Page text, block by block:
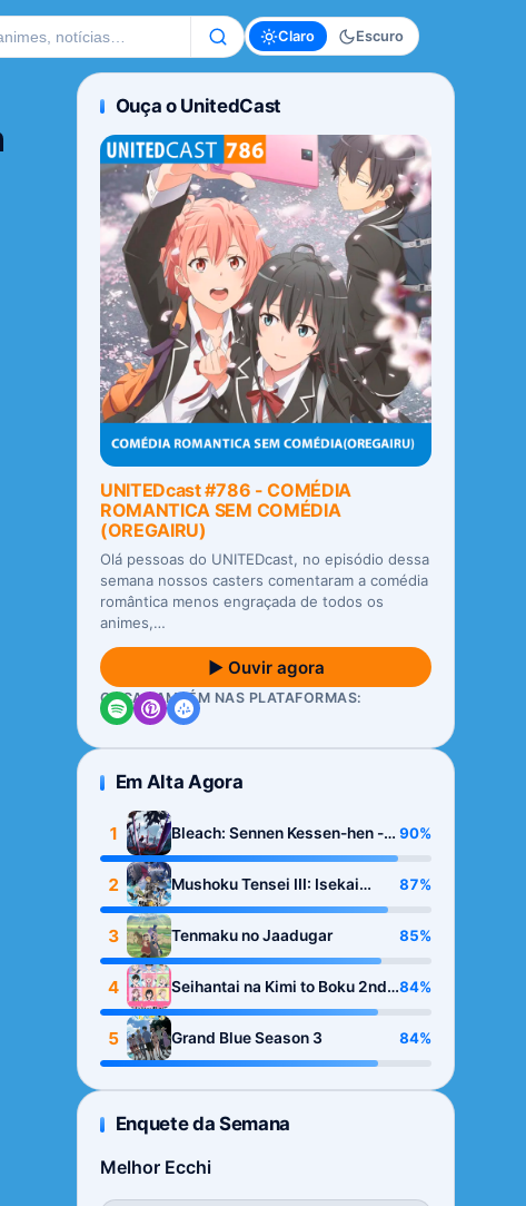
site Claro Escuro
Ouça o UnitedCast
UNITEDcast #786 - COMÉDIA
ROMANTICA SEM COMÉDIA
(OREGAIRU)
Olá pessoas do UNITEDcast, no episódio dessa
semana nossos casters comentaram a comédia
romântica menos engraçada de todos os
animes,…
▶ Ouvir agora
OUÇA TAMBÉM NAS PLATAFORMAS:
Em Alta Agora
1
Bleach: Sennen Kessen-hen -
Kashin-tan
90%
2
Mushoku Tensei III: Isekai
Ittara Honki Dasu
87%
3 Tenmaku no Jaadugar 85%
4
Seihantai na Kimi to Boku 2nd
Season
84%
5 Grand Blue Season 3 84%
Enquete da Semana
Melhor Ecchi